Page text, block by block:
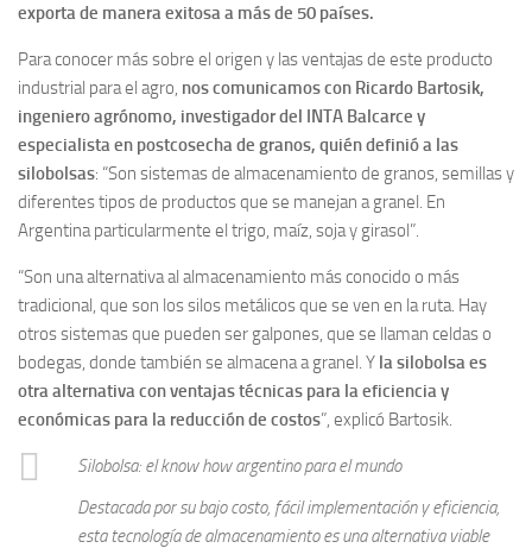
exporta de manera exitosa a más de 50 países.
Para conocer más sobre el origen y las ventajas de este producto
industrial para el agro, nos comunicamos con Ricardo Bartosik,
ingeniero agrónomo, investigador del INTA Balcarce y
especialista en postcosecha de granos, quién definió a las
silobolsas: “Son sistemas de almacenamiento de granos, semillas y
diferentes tipos de productos que se manejan a granel. En
Argentina particularmente el trigo, maíz, soja y girasol”.
“Son una alternativa al almacenamiento más conocido o más
tradicional, que son los silos metálicos que se ven en la ruta. Hay
otros sistemas que pueden ser galpones, que se llaman celdas o
bodegas, donde también se almacena a granel. Y la silobolsa es
otra alternativa con ventajas técnicas para la eficiencia y
económicas para la reducción de costos”, explicó Bartosik.
Silobolsa: el know how argentino para el mundo
Destacada por su bajo costo, fácil implementación y eficiencia,
esta tecnología de almacenamiento es una alternativa viable